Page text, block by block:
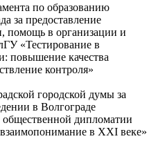
по образованию
за предоставление
помощь в организации и
«Тестирование в
повышение качества
контроля»
городской думы за
в Волгограде
дипломатии
в XXI веке»